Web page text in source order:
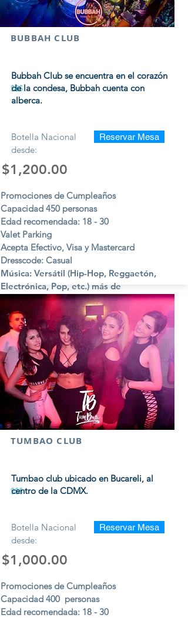
BUBBAH CLUB
$$$
Bubbah Club se encuentra en el corazón
de la condesa, Bubbah cuenta con
alberca.
Botella Nacional
desde:
Reservar Mesa
$1,200.00
Promociones de Cumpleaños
Capacidad 450 personas
Edad recomendada: 18 - 30
Valet Parking
Acepta Efectivo, Visa y Mastercard
Dresscode: Casual
Música: Versátil (Hip-Hop, Reggaetón,
Electrónica, Pop, etc.) más de
Reggaetón
Viernes y Sábados
TUMBAO CLUB
$$$
Tumbao club ubicado en Bucareli, al
centro de la CDMX.
Botella Nacional
desde:
Reservar Mesa
$1,000.00
Promociones de Cumpleaños
Capacidad 400 personas
Edad recomendada: 18 - 30